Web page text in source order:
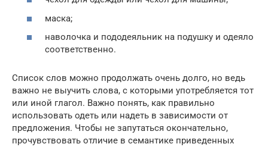
маска;
наволочка и пододеяльник на подушку и одеяло
соответственно.
Список слов можно продолжать очень долго, но ведь
важно не выучить слова, с которыми употребляется тот
или иной глагол. Важно понять, как правильно
использовать одеть или надеть в зависимости от
предложения. Чтобы не запутаться окончательно,
прочувствовать отличие в семантике приведенных